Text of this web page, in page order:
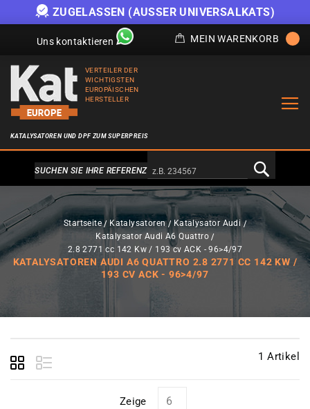
ZUGELASSEN (AUSSER UNIVERSALKATS)
Uns kontaktieren MEIN WARENKORB
VERTEILER DER
WICHTIGSTEN
EUROPÄISCHEN
HERSTELLER
KATALYSATOREN UND DPF ZUM SUPERPREIS
Alternativa a Doofinder
SUCHEN SIE IHRE REFERENZ
Startseite Katalysatoren
Katalysator Audi
Katalysator Audi A6 Quattro
2.8 2771 cc 142 Kw / 193 cv ACK - 96>4/97
KATALYSATOREN AUDI A6 QUATTRO 2.8 2771 CC 142 KW /
193 CV ACK - 96>4/97
1 Artikel
Zeige